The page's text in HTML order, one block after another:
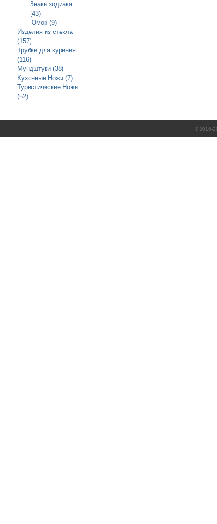
Знаки зодиака
(43)
Юмор (9)
Изделия из стекла
(157)
Трубки для курения
(116)
Мундштуки (38)
Кухонные Ножи (7)
Туристические Ножи
(52)
© 2010-